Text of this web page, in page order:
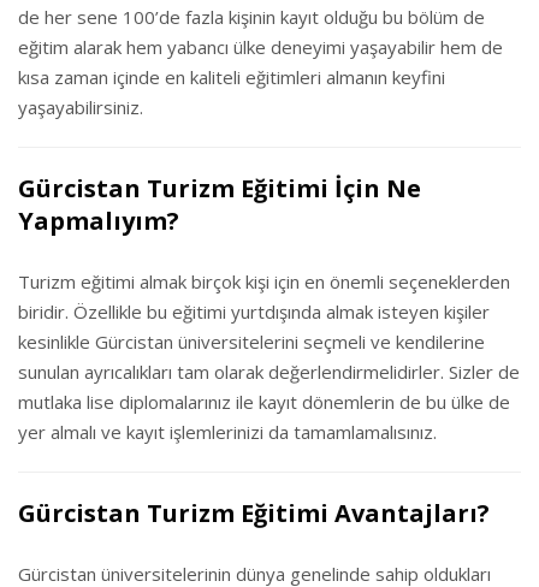
de her sene 100’de fazla kişinin kayıt olduğu bu bölüm de
eğitim alarak hem yabancı ülke deneyimi yaşayabilir hem de
kısa zaman içinde en kaliteli eğitimleri almanın keyfini
yaşayabilirsiniz.
Gürcistan Turizm Eğitimi İçin Ne
Yapmalıyım?
Turizm eğitimi almak birçok kişi için en önemli seçeneklerden
biridir. Özellikle bu eğitimi yurtdışında almak isteyen kişiler
kesinlikle Gürcistan üniversitelerini seçmeli ve kendilerine
sunulan ayrıcalıkları tam olarak değerlendirmelidirler. Sizler de
mutlaka lise diplomalarınız ile kayıt dönemlerin de bu ülke de
yer almalı ve kayıt işlemlerinizi da tamamlamalısınız.
Gürcistan Turizm Eğitimi Avantajları?
Gürcistan üniversitelerinin dünya genelinde sahip oldukları